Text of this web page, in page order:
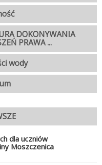
DOKONYWANIA
PRAWA ...
wody
dla uczniów
Moszczenica